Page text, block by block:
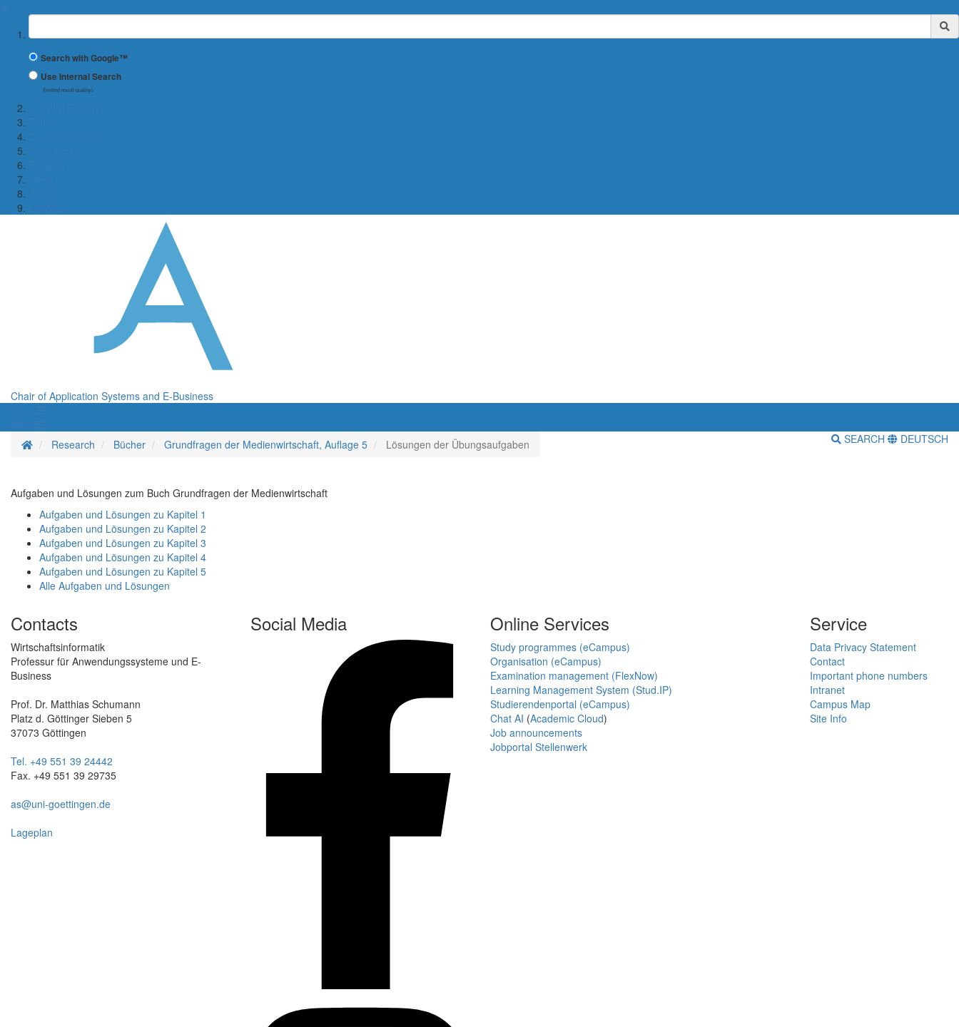
Suchbegriff
Search with Google™
Use Internal Search
(limited result quality)
Chair of Application Systems and E-Business
Homepage
Research Bücher Grundfragen der Medienwirtschaft, Auflage 5 Lösungen der Übungsaufgaben SEARCH DEUTSCH
Aufgaben und Lösungen zum Buch Grundfragen der Medienwirtschaft
Aufgaben und Lösungen zu Kapitel 1
Aufgaben und Lösungen zu Kapitel 2
Aufgaben und Lösungen zu Kapitel 3
Aufgaben und Lösungen zu Kapitel 4
Aufgaben und Lösungen zu Kapitel 5
Alle Aufgaben und Lösungen
Contacts
Wirtschaftsinformatik
Professur für Anwendungssysteme und E-
Business
Prof. Dr. Matthias Schumann
Platz d. Göttinger Sieben 5
37073 Göttingen
Tel. +49 551 39 24442
Fax. +49 551 39 29735
as@uni-goettingen.de
Lageplan
Social Media Online Services
Study programmes (eCampus)
Organisation (eCampus)
Examination management (FlexNow)
Learning Management System (Stud.IP)
Studierendenportal (eCampus)
Chat AI (Academic Cloud)
Job announcements
Jobportal Stellenwerk
Service
Data Privacy Statement
Contact
Important phone numbers
Intranet
Campus Map
Site Info